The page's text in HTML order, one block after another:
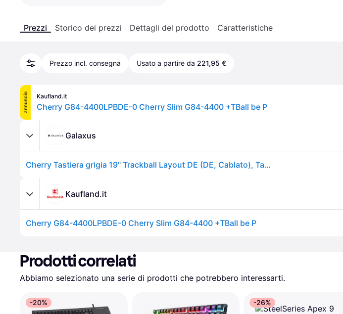
Prezzi Storico dei prezzi Dettagli del prodotto Caratteristiche
Prezzo incl. consegna Usato a partire da 221,95 €
annuncio Kaufland.it
Cherry G84-4400LPBDE-0 Cherry Slim G84-4400 +TBall be P
Galaxus
Cherry Tastiera grigia 19" Trackball Layout DE (DE, Cablato), Tastiera, Grigio
Kaufland.it
Cherry G84-4400LPBDE-0 Cherry Slim G84-4400 +TBall be P
Prodotti correlati
Abbiamo selezionato una serie di prodotti che potrebbero interessarti.
-20% -26%